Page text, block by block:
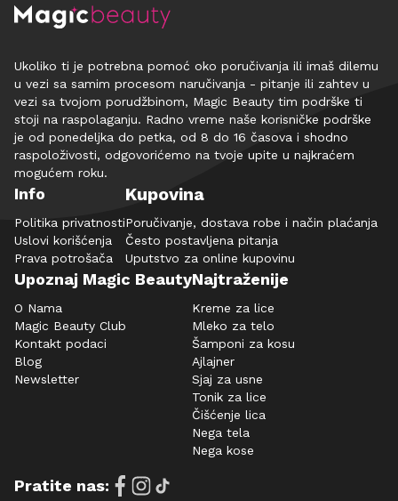
Ukoliko ti je potrebna pomoć oko poručivanja ili imaš dilemu
u vezi sa samim procesom naručivanja - pitanje ili zahtev u
vezi sa tvojom porudžbinom, Magic Beauty tim podrške ti
stoji na raspolaganju. Radno vreme naše korisničke podrške
je od ponedeljka do petka, od 8 do 16 časova i shodno
raspoloživosti, odgovorićemo na tvoje upite u najkraćem
mogućem roku.
Info
Politika privatnosti
Uslovi korišćenja
Prava potrošača
Kupovina
Poručivanje, dostava robe i način plaćanja
Često postavljena pitanja
Uputstvo za online kupovinu
Upoznaj Magic Beauty
O Nama
Magic Beauty Club
Kontakt podaci
Blog
Newsletter
Najtraženije
Kreme za lice
Mleko za telo
Šamponi za kosu
Ajlajner
Sjaj za usne
Tonik za lice
Čišćenje lica
Nega tela
Nega kose
Pratite nas: